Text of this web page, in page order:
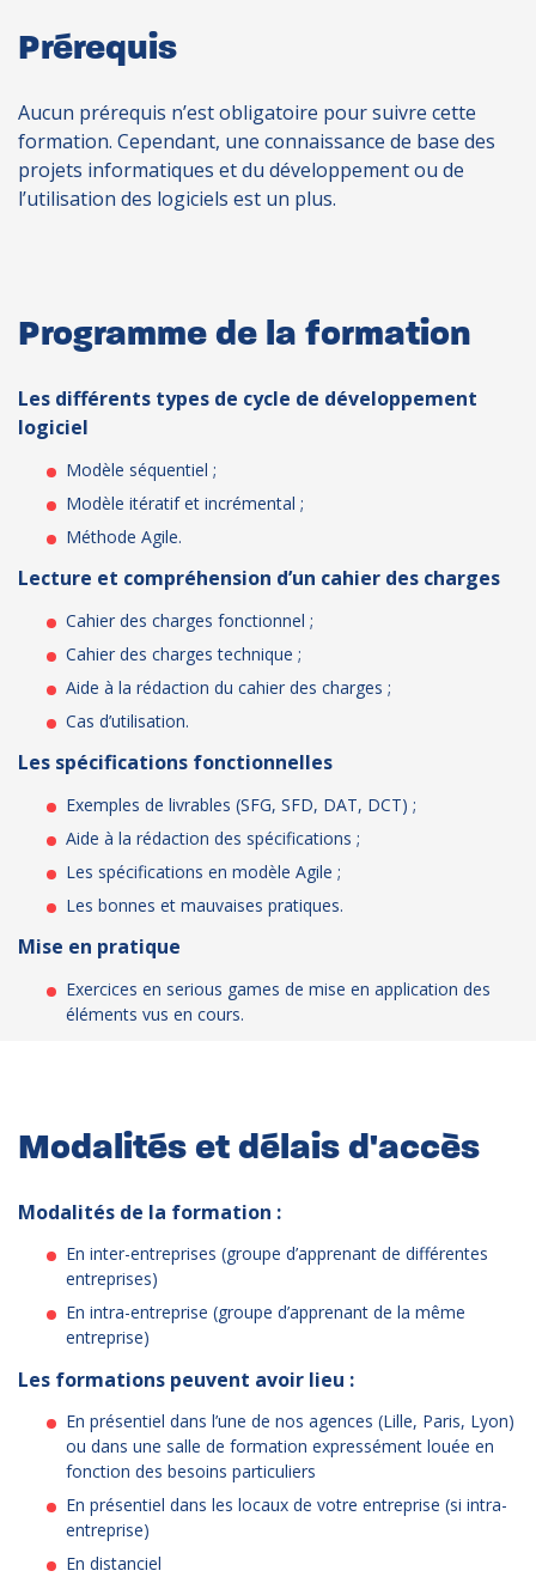
Prérequis
Aucun prérequis n’est obligatoire pour suivre cette
formation. Cependant, une connaissance de base des
projets informatiques et du développement ou de
l’utilisation des logiciels est un plus.
Programme de la formation
Les différents types de cycle de développement
logiciel
Modèle séquentiel ;
Modèle itératif et incrémental ;
Méthode Agile.
Lecture et compréhension d’un cahier des charges
Cahier des charges fonctionnel ;
Cahier des charges technique ;
Aide à la rédaction du cahier des charges ;
Cas d’utilisation.
Les spécifications fonctionnelles
Exemples de livrables (SFG, SFD, DAT, DCT) ;
Aide à la rédaction des spécifications ;
Les spécifications en modèle Agile ;
Les bonnes et mauvaises pratiques.
Mise en pratique
Exercices en serious games de mise en application des
éléments vus en cours.
Modalités et délais d'accès
Modalités de la formation :
En inter-entreprises (groupe d’apprenant de différentes
entreprises)
En intra-entreprise (groupe d’apprenant de la même
entreprise)
Les formations peuvent avoir lieu :
En présentiel dans l’une de nos agences (Lille, Paris, Lyon)
ou dans une salle de formation expressément louée en
fonction des besoins particuliers
En présentiel dans les locaux de votre entreprise (si intra-
entreprise)
En distanciel